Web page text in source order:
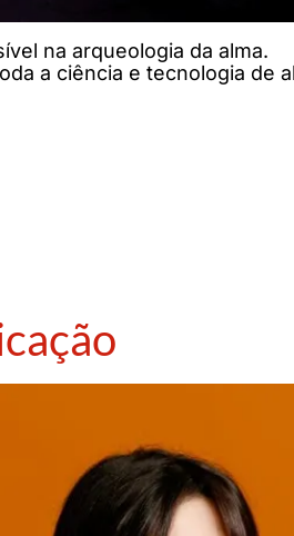
na arqueologia da alma.
a ciência e tecnologia de